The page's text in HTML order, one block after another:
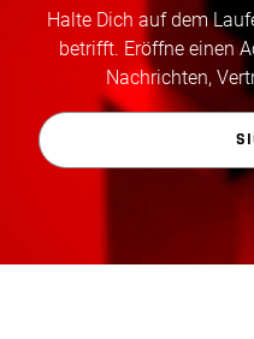
Halte Dich auf dem
betrifft. Eröffne einen
Nachrichten,